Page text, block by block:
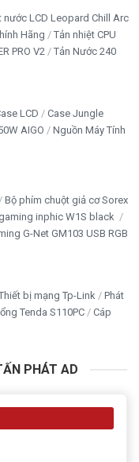
nước LCD Leopard Chill Arc
Hãng
Tản nhiệt CPU
PRO V2
Tản Nước 240
LCD
Case Jungle
AIGO
Nguồn Máy Tính
Bộ phím chuột giả cơ Sorex
inphic W1S black
G-Net GM103 USB RGB
bị mạng Tp-Link
Phát
Tenda S110PC
Cáp
PHÁT AD